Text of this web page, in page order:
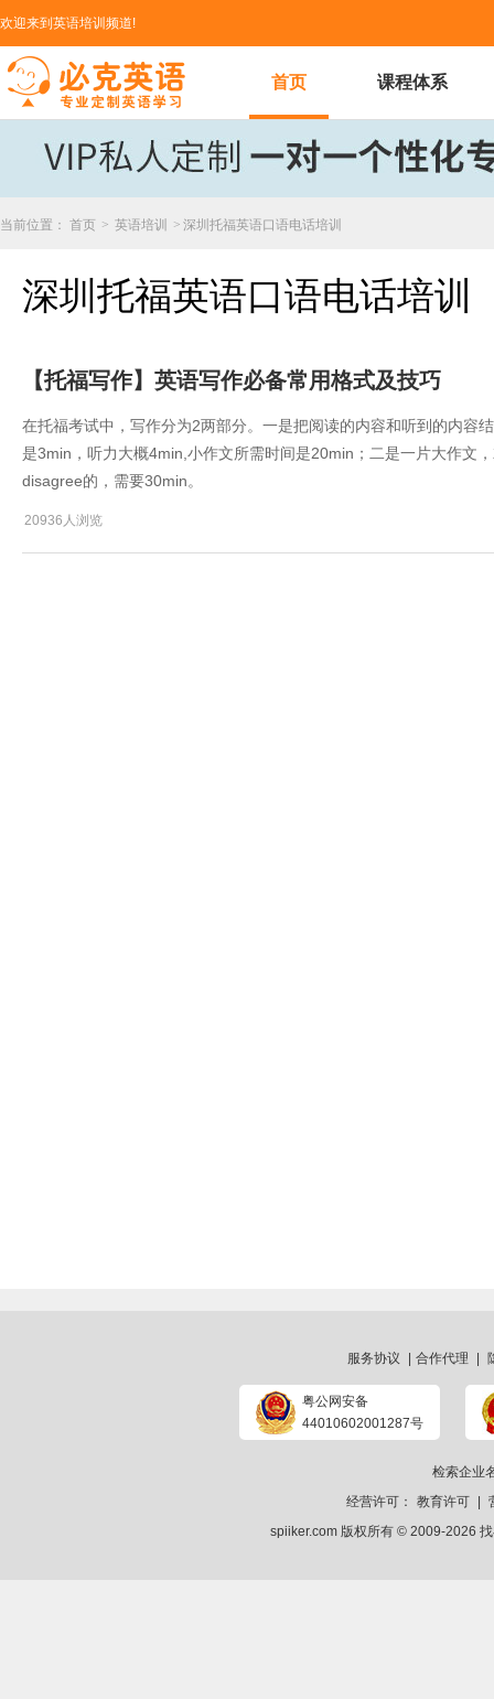
欢迎来到英语培训频道!
首页 课程体系
当前位置： 首页 > 英语培训 > 深圳托福英语口语电话培训
深圳托福英语口语电话培训
【托福写作】英语写作必备常用格式及技巧
在托福考试中，写作分为2两部分。一是把阅读的内容和听到的内容
是3min，听力大概4min,小作文所需时间是20min；二是一片大作文
disagree的，需要30min。
20936人浏览
服务协议 合作代理
粤公网安备
44010602001287号
检索企业
经营许可：
教育许可
spiiker.com 版权所有 © 2009-2026